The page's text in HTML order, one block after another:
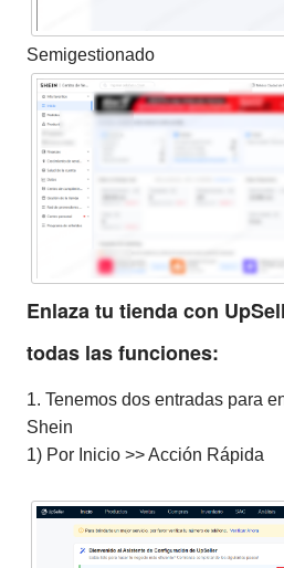
Semigestionado
Enlaza tu tienda con
todas las funciones:
1. Tenemos dos entradas para
Shein
1) Por Inicio >> Acción Rápida